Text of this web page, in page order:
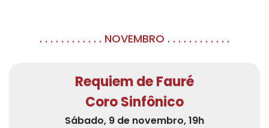
. . . . . . . . . . . . NOVEMBRO . . . . . . . . . . . .
Requiem de Fauré
Coro Sinfônico
Sábado, 9 de novembro, 19h